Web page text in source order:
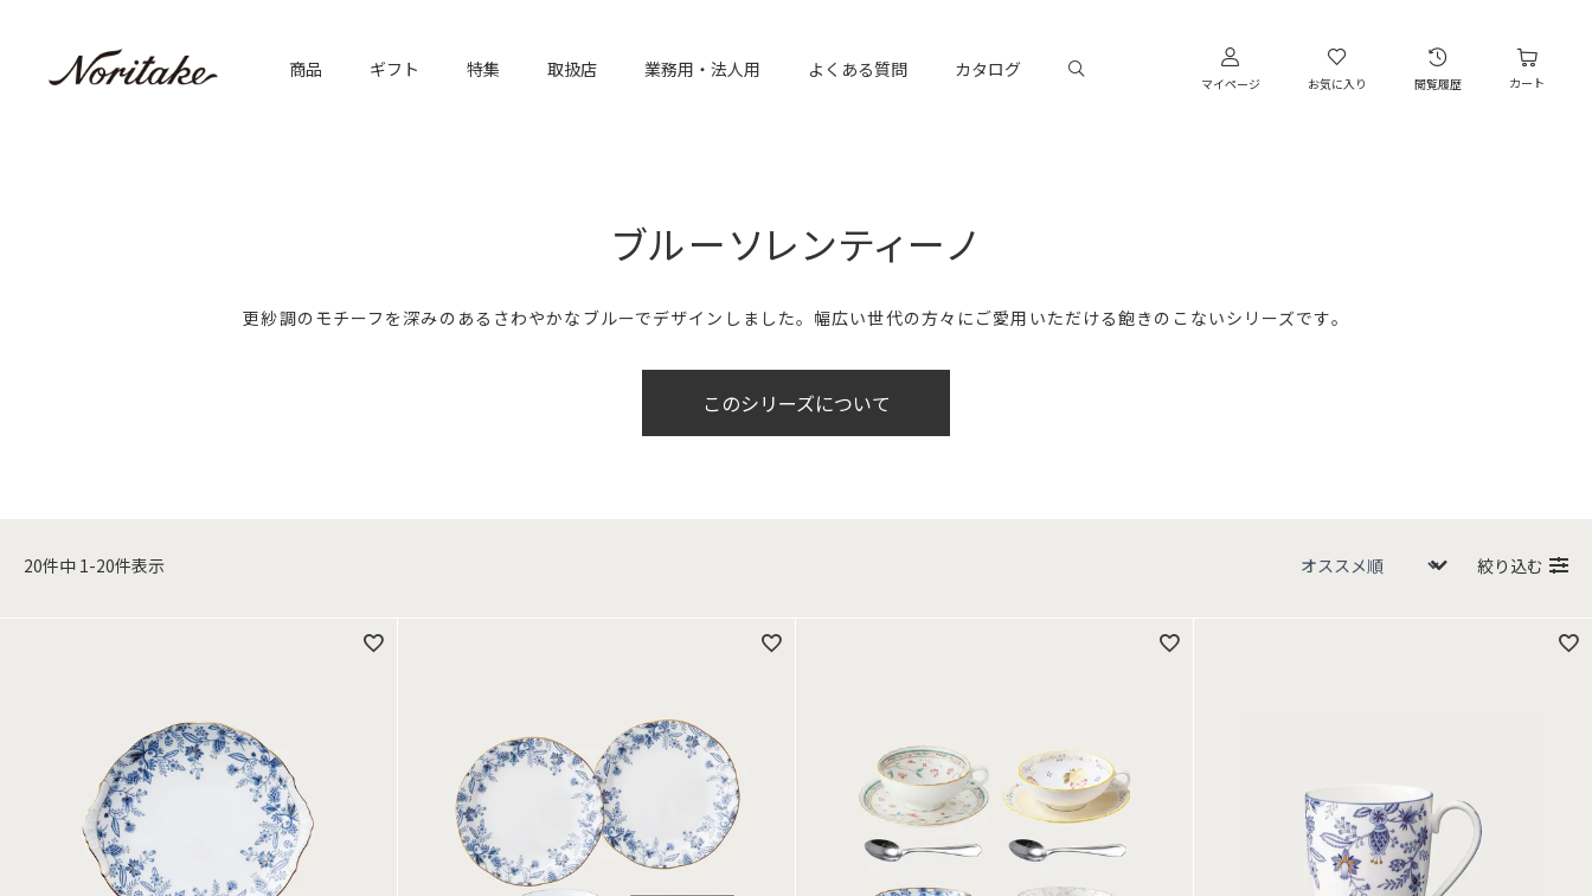
商品 ギフト 特集 取扱店 業務用・法人用 よくある質問 カタログ
マイページ お気に入り 閲覧履歴 カート
ブルーソレンティーノ
更紗調のモチーフを深みのあるさわやかなブルーでデザインしました。幅広い世代の方々にご愛用いただける飽きのこないシリーズです。
このシリーズについて
20件中 1-20件表示 絞り込む